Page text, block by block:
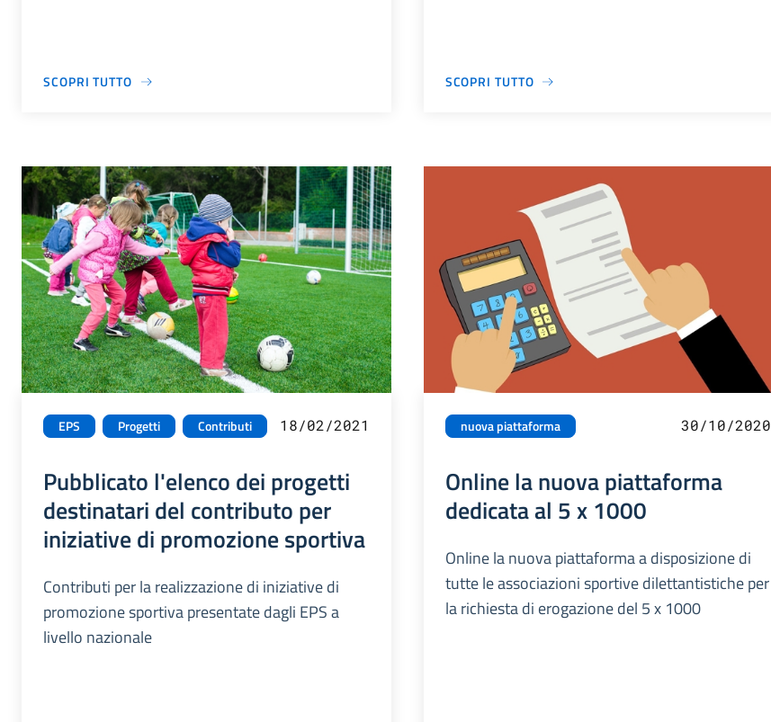
SCOPRI TUTTO SCOPRI TUTTO
EPS Progetti Contributi 18/02/2021
Pubblicato l'elenco dei progetti
destinatari del contributo per
iniziative di promozione sportiva
Contributi per la realizzazione di iniziative di
promozione sportiva presentate dagli EPS a
livello nazionale
nuova piattaforma 30/10/2020
Online la nuova piattaforma
dedicata al 5 x 1000
Online la nuova piattaforma a disposizione di
tutte le associazioni sportive dilettantistiche per
la richiesta di erogazione del 5 x 1000